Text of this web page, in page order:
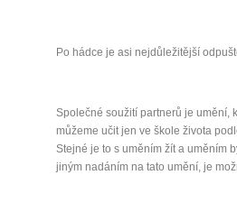
Po hádce je asi nejdůležitější
Společné soužití partnerů je umění,
můžeme učit jen ve škole života
Stejné je to s uměním žít a uměním
jiným nadáním na tato umění, je